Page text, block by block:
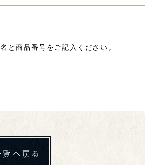
と商品番号をご記入ください。
へ戻る